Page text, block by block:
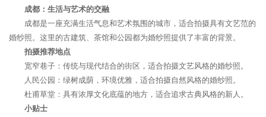
成都：生活与艺术的交融
成都是一座充满生活气息和艺术氛围的城市，适合拍摄具有文艺范的
婚纱照。这里的古建筑、茶馆和公园都为婚纱照提供了丰富的背景。
拍摄推荐地点
宽窄巷子：传统与现代结合的街区，适合拍摄文艺风格的婚纱照。
人民公园：绿树成荫，环境优雅，适合拍摄自然风格的婚纱照。
杜甫草堂：具有浓厚文化底蕴的地方，适合追求古典风格的新人。
小贴士